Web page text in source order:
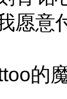
愿意
的